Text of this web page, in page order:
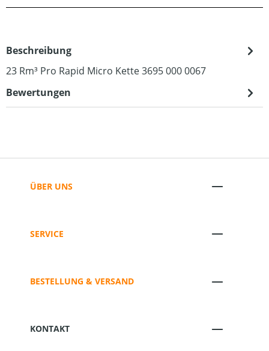
Beschreibung
23 Rm³ Pro Rapid Micro Kette 3695 000 0067
Bewertungen
ÜBER UNS
SERVICE
BESTELLUNG & VERSAND
KONTAKT